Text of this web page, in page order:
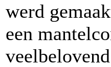
werd
een